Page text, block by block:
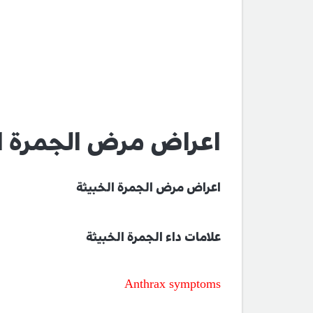
اعراض مرض الجمرة
اعراض مرض الجمرة الخبيثة
علامات داء الجمرة الخبيثة
Anthrax symptoms